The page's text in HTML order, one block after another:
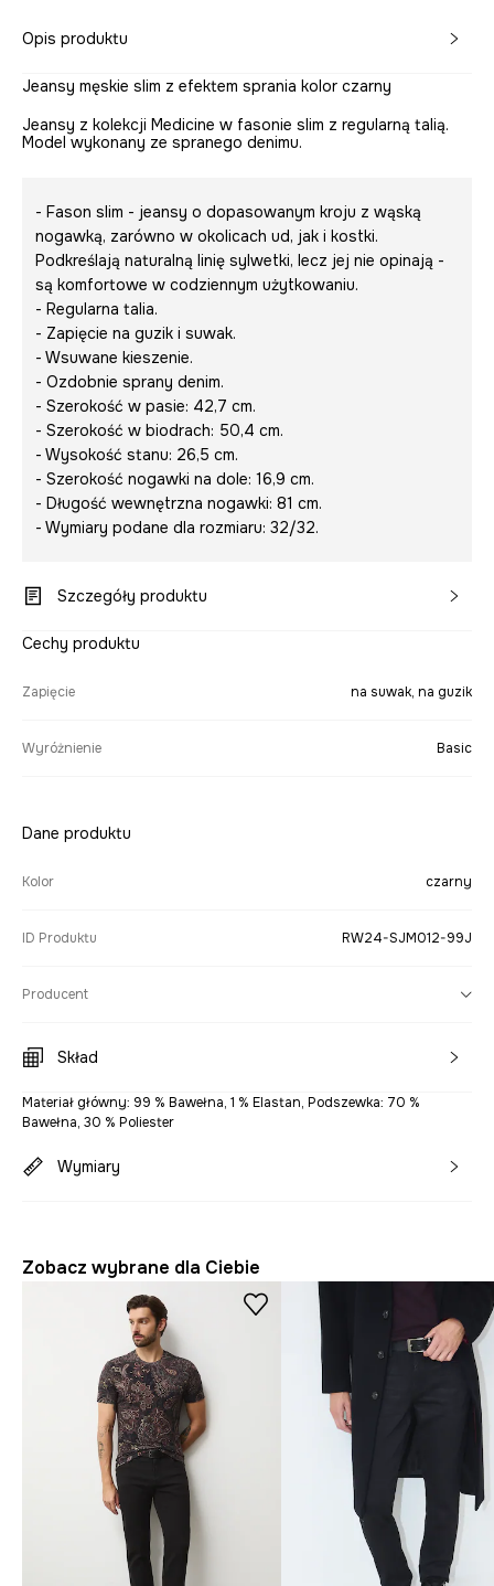
Opis produktu
Jeansy męskie slim z efektem sprania kolor czarny
Jeansy z kolekcji Medicine w fasonie slim z regularną talią.
Model wykonany ze spranego denimu.
- Fason slim - jeansy o dopasowanym kroju z wąską
nogawką, zarówno w okolicach ud, jak i kostki.
Podkreślają naturalną linię sylwetki, lecz jej nie opinają -
są komfortowe w codziennym użytkowaniu.
- Regularna talia.
- Zapięcie na guzik i suwak.
- Wsuwane kieszenie.
- Ozdobnie sprany denim.
- Szerokość w pasie: 42,7 cm.
- Szerokość w biodrach: 50,4 cm.
- Wysokość stanu: 26,5 cm.
- Szerokość nogawki na dole: 16,9 cm.
- Długość wewnętrzna nogawki: 81 cm.
- Wymiary podane dla rozmiaru: 32/32.
Szczegóły produktu
Cechy produktu
Zapięcie na suwak, na guzik
Wyróżnienie Basic
Dane produktu
Kolor czarny
ID Produktu RW24-SJM012-99J
Producent
Skład
Materiał główny: 99 % Bawełna, 1 % Elastan, Podszewka: 70 %
Bawełna, 30 % Poliester
Wymiary
Zobacz wybrane dla Ciebie